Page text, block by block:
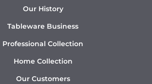
Our History
Tableware Business
Professional Collection
Home Collection
Our Customers